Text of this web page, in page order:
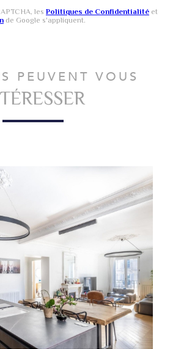
les Politiques de Confidentialité et
de Google s'appliquent.
PEUVENT VOUS
LE BIEN